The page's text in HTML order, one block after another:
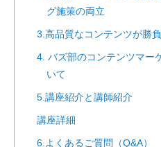
グ施策の両立
3.高品質なコンテンツが勝
4. バズ部のコンテンツマー
いて
5.講座紹介と講師紹介
講座詳細
6.よくあるご質問（Q&A）